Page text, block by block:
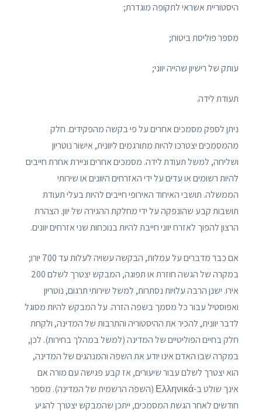
היסטוריית אשראי לתקופה מוגדרת;
מספר פוליסת ביטוח;
עותק של רישיון שהייה יווני;
תעודת לידה.
ניתן לספק מסמכים אחרים על פי בקשה מהפקידים. חלק
מהמסמכים יצטרכו להיות מתורגמים ליוונית, אישור נוטריון
ושליחה, למשל תעודת לידה. מסמכים אחרים וניירת אחרת חייבים
להיות רשומים או עדים על ידי האזרחים היוונים או שירותי
הממשלה. תושבי האיחוד האירופי חייבים להיות בעלי תעודת
תושבות קבע שהונפקה על ידי מחלקת ההגירה של יוון. הצהרת
הרצון להפוך לאזרח יווני חייבת להיות בנוכחות שני אזרחים יוונים.
אם כבר מדברים על עמלות, הבקשה עשויה לעלות עד 700 יורו;
במקרה של הגשה חוזרת או תפוגה, המבקש יצטרך לשלם 200
אירו. ישנן הרבה עלויות נסתרות, למשל שירותי תרגום, נוטריון
ואפוסטיל עבור כל מסמך בשפה הזרה. על המבקש להיות מסוגל
לדבר יוונית, להכיר את ההיסטוריה והתרבות של המדינה, ולקחת
חלק בחיים הפוליטיים של המדינה (למשל במהלך בחירות). לכן,
במקרה שבו האדם אינו יודע את השפה והמנהגים של המדינה,
הוא יצטרך לשלם עבור שיעורים, אז קבע פגישה עם מורה אם
אינך שולט ב-Ελληνικά (השפה הרשמית של המדינה). מספר
חודשים לאחר הגשת המסמכים, ייתכן שהמבקש יצטרך להגיע